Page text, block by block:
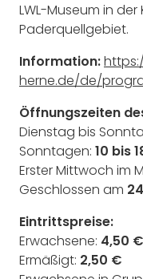
LWL-Museum in
Paderquellgebiet.
Information:
herne.de/de/
Öffnungszeiten
Dienstag bis
Sonntagen: 10 bis
Erster Mittwoch im
Geschlossen am
Eintrittspreise:
Erwachsene: 4,50 €
Ermäßigt: 2,50 €